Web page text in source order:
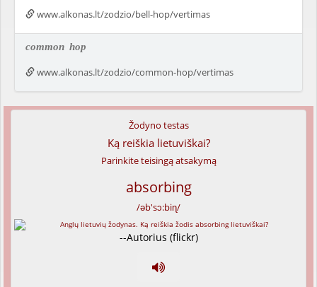
www.alkonas.lt/zodzio/bell-hop/vertimas
common hop
www.alkonas.lt/zodzio/common-hop/vertimas
Žodyno testas
Ką reiškia lietuviškai?
Parinkite teisingą atsakymą
absorbing
/əb'sɔ:biɳ/
--Autorius (flickr)